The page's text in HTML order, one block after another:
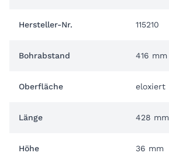
Hersteller-Nr. 115210
Bohrabstand 416 mm
Oberfläche eloxiert
Länge 428 mm
Höhe 36 mm